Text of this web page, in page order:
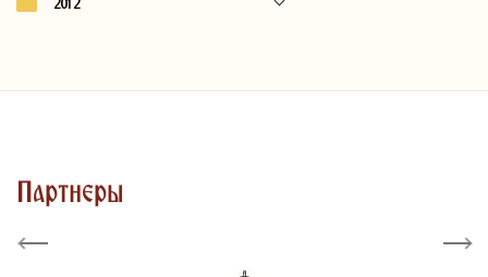
2012
Партнеры
Previous Next